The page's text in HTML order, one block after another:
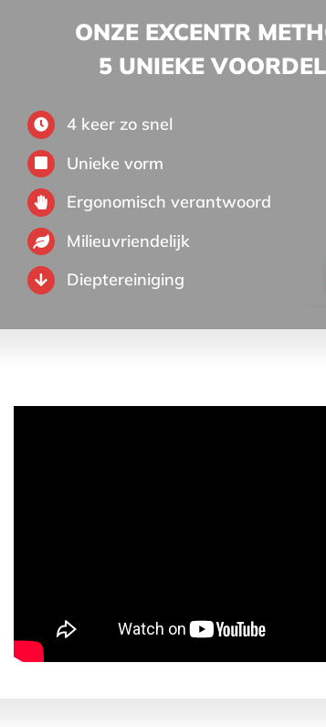
ONZE EXCENTR
5 UNIEKE
4 keer zo snel
Unieke vorm
Ergonomisch verantwoord
Milieuvriendelijk
Dieptereiniging